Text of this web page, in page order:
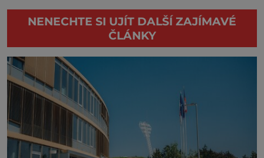
NENECHTE SI UJÍT DALŠÍ ZAJÍMAVÉ
ČLÁNKY